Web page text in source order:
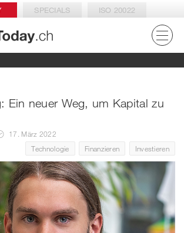
SPECIALS ISO 20022
Ein neuer Weg, um Kapital zu
17. März 2022
Technologie
Finanzieren Investieren